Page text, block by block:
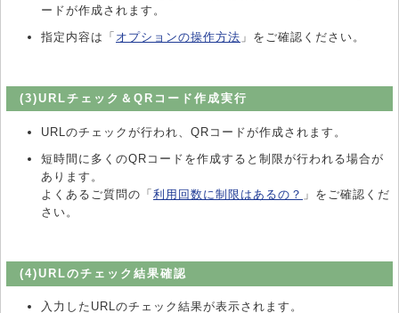
ードが作成されます。
指定内容は「 オプションの操作方法 」をご確認ください。
(3)URLチェック＆QRコード作成実行
URLのチェックが行われ、QRコードが作成されます。
短時間に多くのQRコードを作成すると制限が行われる場合が
あります。
よくあるご質問の「利用回数に制限はあるの？ 」をご確認くだ
さい。
(4)URLのチェック結果確認
入力したURLのチェック結果が表示されます。